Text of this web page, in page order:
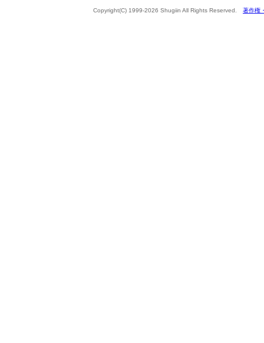
Copyright(C) 1999-2026 Shugiin All Rights Reserved. 著作権